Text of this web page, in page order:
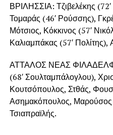
ΒΡΙΛΗΣΣΙΑ: Τζιβελέκης
Τομαράς (46′ Ρούσσης),
Μότσιος, Κόκκινος (57′
Καλιαμπάκας (57′ Πολίτης),
ΑΤΤΑΛΟΣ ΝΕΑΣ
(68′ Σουλταμπάλογλου),
Κουτσόπουλος, Στθάς,
Ασημακόπουλος, Μαρούσος
Τσιαπραϊλής.